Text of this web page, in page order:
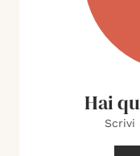
Hai
Scrivi